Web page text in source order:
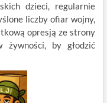
dzieci, regularnie
liczby ofiar wojny,
opresją ze strony
żywności, by głodzić